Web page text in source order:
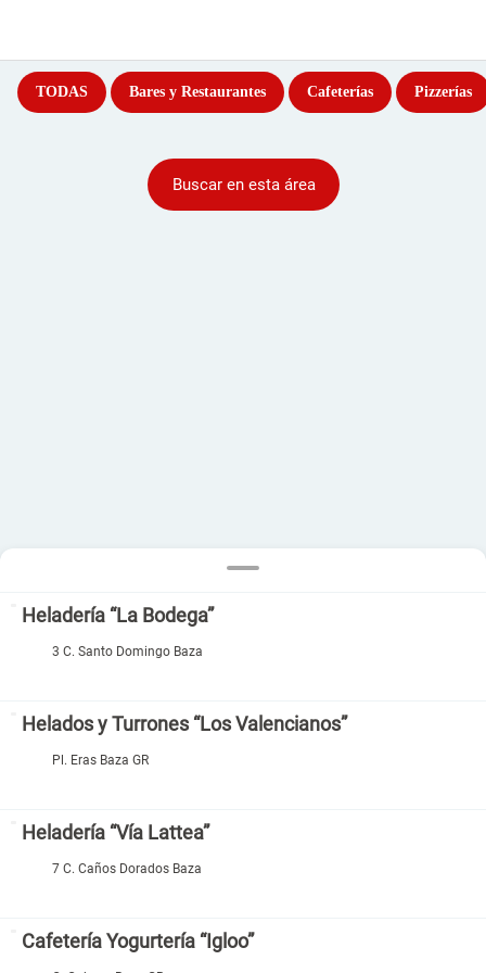
TODAS Bares y Restaurantes Cafeterías Pizzerías
Heladería “La Bodega”
3 C. Santo Domingo Baza
Helados y Turrones “Los Valencianos”
Pl. Eras Baza GR
Heladería “Vía Lattea”
7 C. Caños Dorados Baza
Cafetería Yogurtería “Igloo”
Buscar en esta área